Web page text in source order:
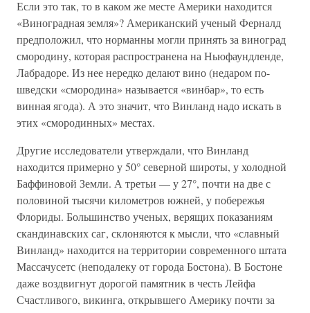
Если это так, то в каком же месте Америки находится
«Виноградная земля»? Американский ученый Ферналд
предположил, что норманны могли принять за виноград
смородину, которая распространена на Ньюфаундленде,
Лабрадоре. Из нее нередко делают вино (недаром по-
шведски «смородина» называется «винбар», то есть
винная ягода). А это значит, что Винланд надо искать в
этих «смородинных» местах.
Другие исследователи утверждали, что Винланд
находится примерно у 50° северной широты, у холодной
Баффиновой Земли. А третьи — у 27°, почти на две с
половиной тысячи километров южней, у побережья
Флориды. Большинство ученых, верящих показаниям
скандинавских саг, склоняются к мысли, что «славный
Винланд» находится на территории современного штата
Массачусетс (неподалеку от города Бостона). В Бостоне
даже воздвигнут дорогой памятник в честь Лейфа
Счастливого, викинга, открывшего Америку почти за